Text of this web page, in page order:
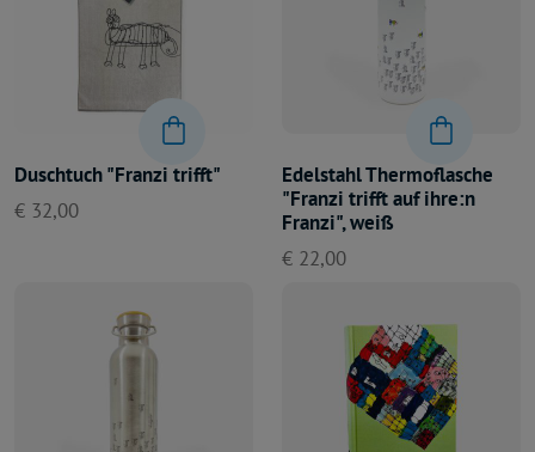
Duschtuch "Franzi trifft"
€ 32,00
Edelstahl Thermoflasche
"Franzi trifft auf ihre:n
Franzi", weiß
€ 22,00